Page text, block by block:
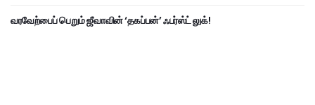
வரவேற்பைப் பெறும் ஜீவாவின் ‘தகப்பன்’ ஃபர்ஸ்ட் லுக்!